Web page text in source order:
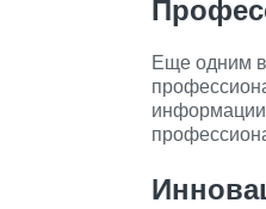
Еще одним